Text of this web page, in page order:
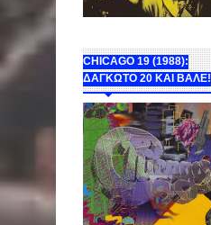
CHICAGO 19 (1988):
ΔΑΓΚΩΤΟ 20 ΚΑΙ ΒΑΛΕ!